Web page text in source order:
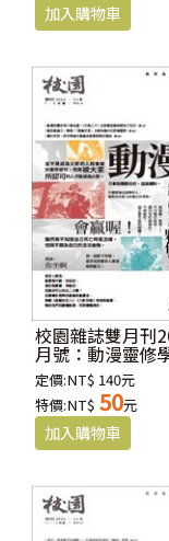
校園雜誌雙月刊
月號：動漫靈修
定價:NT$ 140元
特價:NT$ 50元